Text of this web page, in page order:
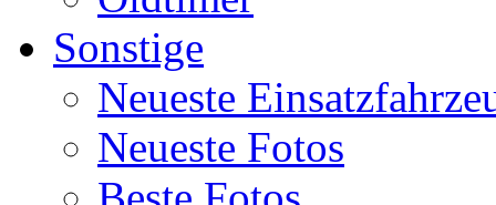
Sonstige
Neueste
Neueste Fotos